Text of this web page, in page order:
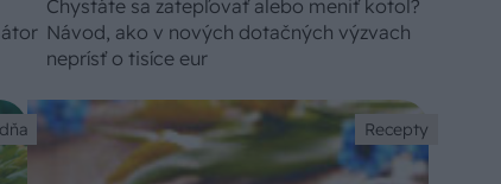
Chystáte sa zatepľovať alebo meniť kotol?
Návod, ako v nových dotačných výzvach
neprísť o tisíce eur
Recepty